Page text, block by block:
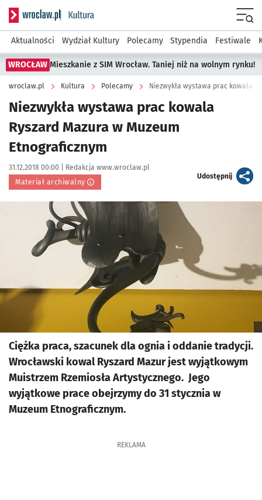
Serwis informacyjny wroclaw.pl podserwis: Kultura
Aktualności Wydział Kultury Polecamy Stypendia Festiwale
WROCŁAW Mieszkanie z SIM Wrocław. Taniej niż na wolnym rynku!
wroclaw.pl Kultura Polecamy Niezwykła wystawa prac kowala
Niezwykła wystawa prac kowala
Ryszard Mazura w Muzeum
Etnograficznym
Data publikacji:
31.12.2018 00:00 | Autor:
Redakcja www.wroclaw.pl
Materiał archiwalny
Udostępnijartykuł
Kliknij, aby powiększyć
Ciężka praca, szacunek dla ognia i oddanie tradycji.
Wrocławski kowal Ryszard Mazur jest wyjątkowym
Muistrzem Rzemiosła Artystycznego. Jego
wyjątkowe prace obejrzymy do 31 stycznia w
Muzeum Etnograficznym.
REKLAMA